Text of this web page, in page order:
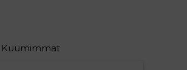
Kuumimmat